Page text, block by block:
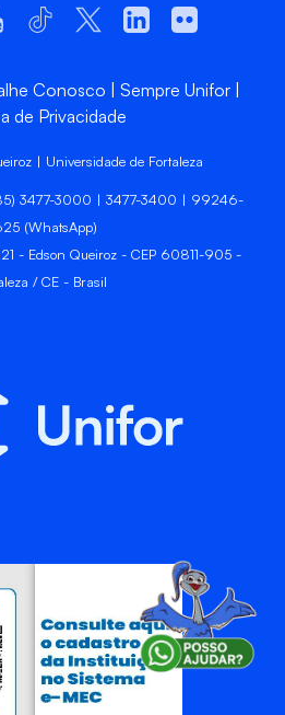
Conosco
Sempre Unifor
de Privacidade
| Universidade de Fortaleza
3477-3000 | 3477-3400 | 99246-
(WhatsApp)
- Edson Queiroz - CEP 60811-905 -
/ CE - Brasil